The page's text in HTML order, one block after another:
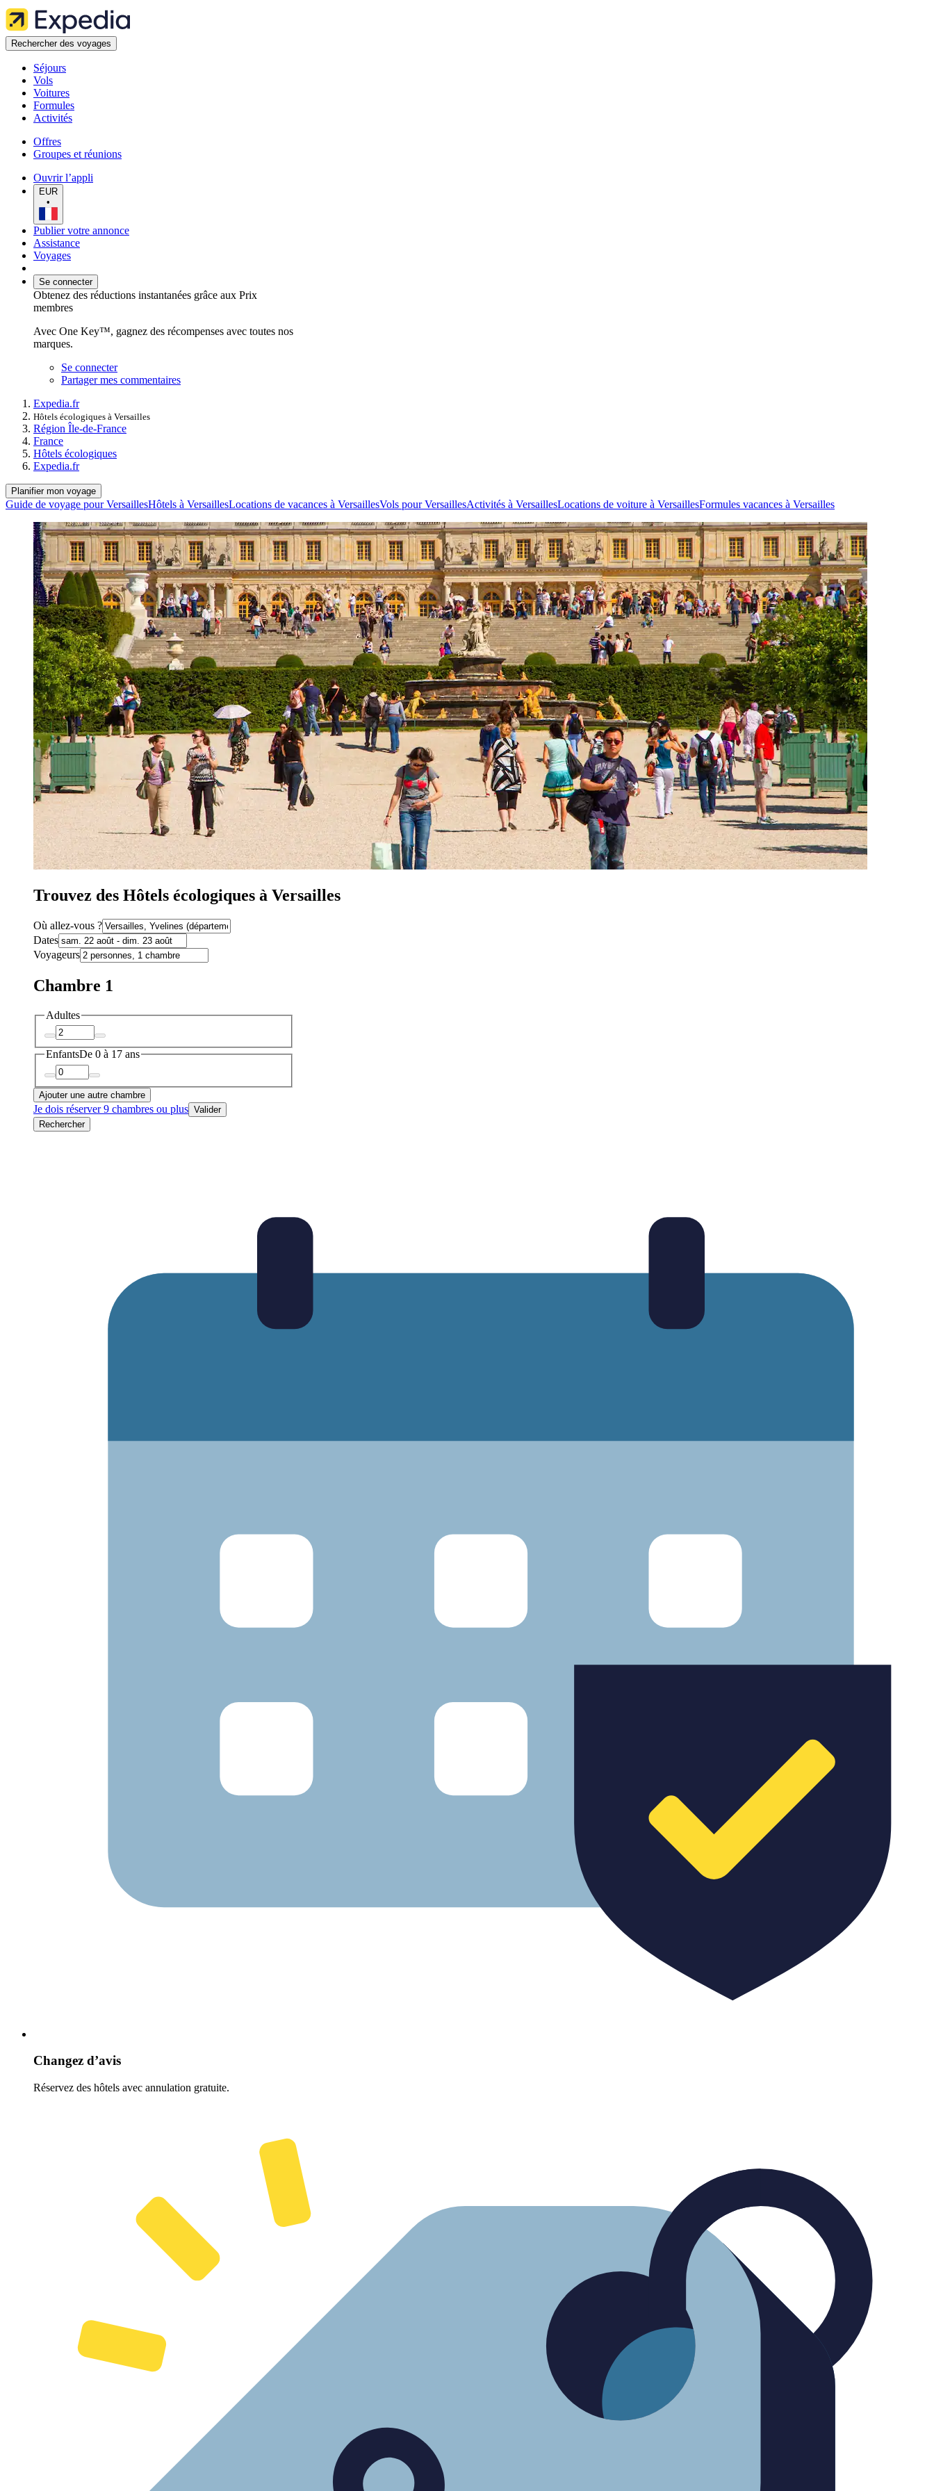
Rechercher des voyages
Séjours
Vols
Voitures
Formules
Activités
Offres
Groupes et réunions
Ouvrir l’appli
EUR
•
Publier votre annonce
Assistance
Voyages
Se connecter
Obtenez des réductions instantanées grâce aux Prix
membres
Avec One Key™, gagnez des récompenses avec toutes nos
marques.
Se connecter
Partager mes commentaires
Expedia.fr
Hôtels écologiques à Versailles
Région Île-de-France
France
Hôtels écologiques
Expedia.fr
Planifier mon voyage
Guide de voyage pour VersaillesHôtels à VersaillesLocations de vacances à VersaillesVols pour VersaillesActivités à VersaillesLocations de voiture à VersaillesFormules vacances à Versailles
Trouvez des Hôtels écologiques à Versailles
Où allez-vous ?
Dates
Voyageurs
Chambre 1
Adultes
EnfantsDe 0 à 17 ans
Ajouter une autre chambre
Je dois réserver 9 chambres ou plus Valider
Rechercher
Changez d’avis
Réservez des hôtels avec annulation gratuite.